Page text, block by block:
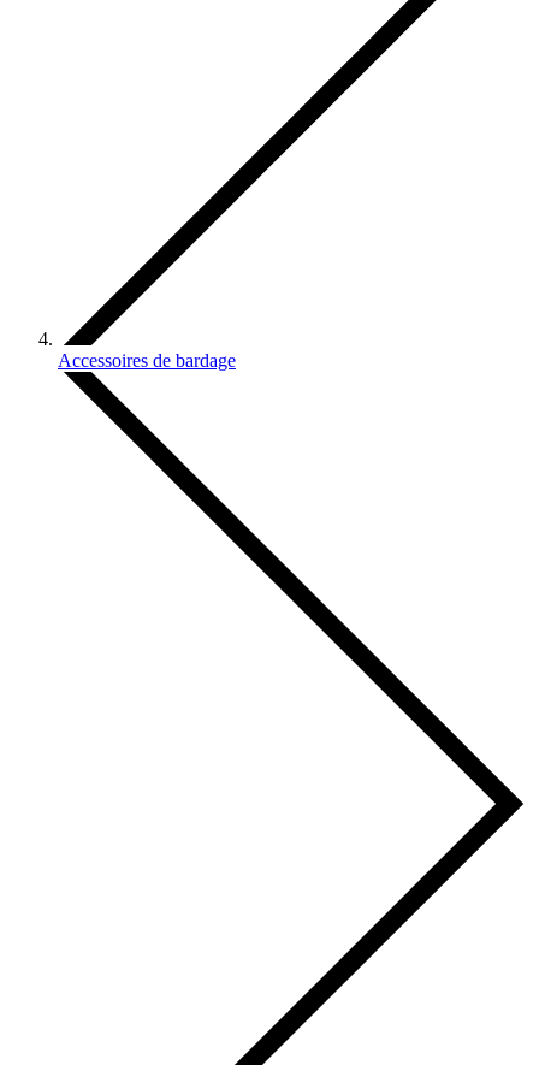
Accessoires de bardage